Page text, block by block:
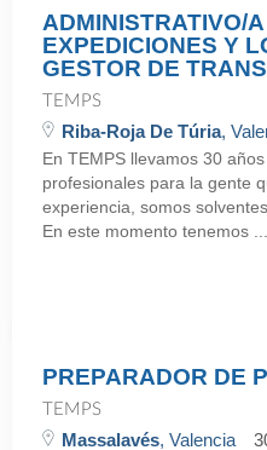
ADMINISTRATIVO/
EXPEDICIONES Y
GESTOR DE
TEMPS
Riba-Roja De Túria,
En TEMPS llevamos 30
profesionales para la gente
experiencia, somos
En este momento tenemos ...
PREPARADOR DE
TEMPS
Massalavés, Valencia